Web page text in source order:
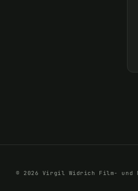
© 2026 Virgil Widrich Film- und